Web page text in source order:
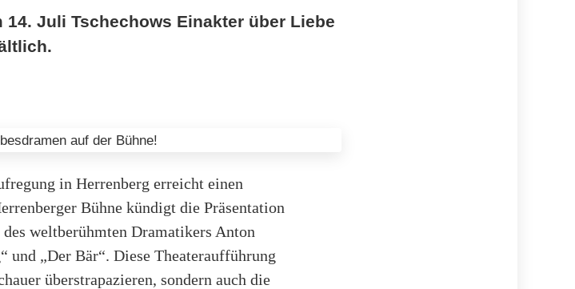
14. Juli Tschechows Einakter über Liebe
in Herrenberg erreicht einen
Bühne kündigt die Präsentation
weltberühmten Dramatikers Anton
und „Der Bär“. Diese Theateraufführung
überstrapazieren, sondern auch die